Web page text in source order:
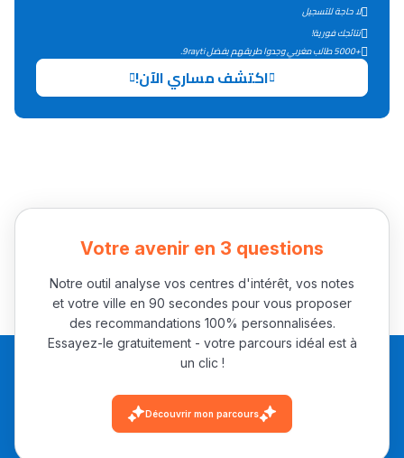
Collège au Maroc
+ de 78 Sujets
+ de 89 Interviews/Vidéos
لا حاجة للتسجيل
نتائجك فورية!
+5000 طالب مغربي وجدوا طريقهم بفضل 9rayti.
اكتشف مساري الآن!
Votre avenir en 3 questions
Notre outil analyse vos centres d'intérêt, vos notes
et votre ville en 90 secondes pour vous proposer
des recommandations 100% personnalisées.
Essayez-le gratuitement - votre parcours idéal est à
un clic !
Découvrir mon parcours